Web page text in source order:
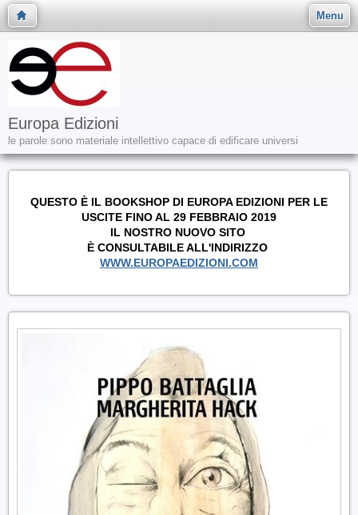
Menu
Europa Edizioni
le parole sono materiale intellettivo capace di edificare universi
QUESTO È IL BOOKSHOP DI EUROPA EDIZIONI PER LE
USCITE FINO AL 29 FEBBRAIO 2019
IL NOSTRO NUOVO SITO
È CONSULTABILE ALL'INDIRIZZO
WWW.EUROPAEDIZIONI.COM